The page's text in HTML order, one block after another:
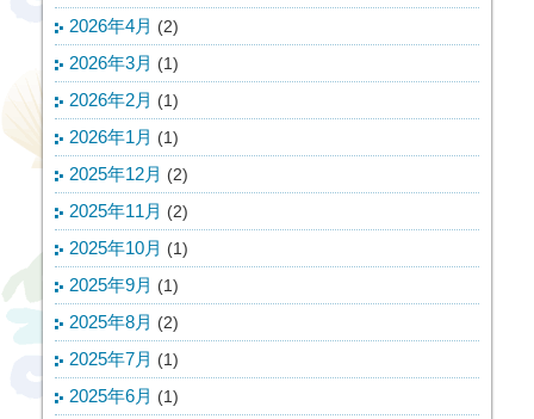
2026年4月 (2)
2026年3月 (1)
2026年2月 (1)
2026年1月 (1)
2025年12月 (2)
2025年11月 (2)
2025年10月 (1)
2025年9月 (1)
2025年8月 (2)
2025年7月 (1)
2025年6月 (1)